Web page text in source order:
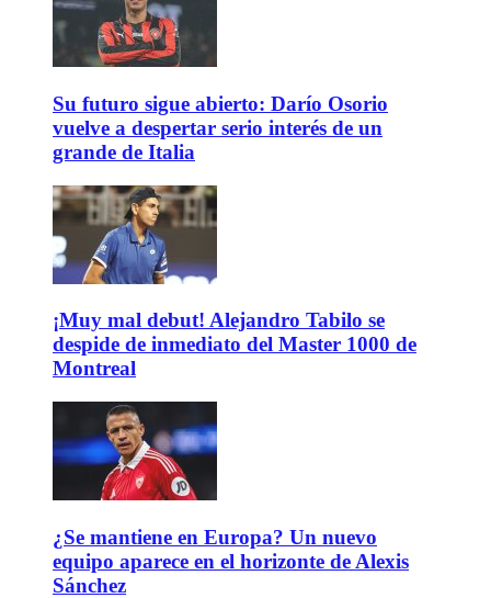
Su futuro sigue abierto: Darío Osorio
vuelve a despertar serio interés de un
grande de Italia
¡Muy mal debut! Alejandro Tabilo se
despide de inmediato del Master 1000 de
Montreal
¿Se mantiene en Europa? Un nuevo
equipo aparece en el horizonte de Alexis
Sánchez